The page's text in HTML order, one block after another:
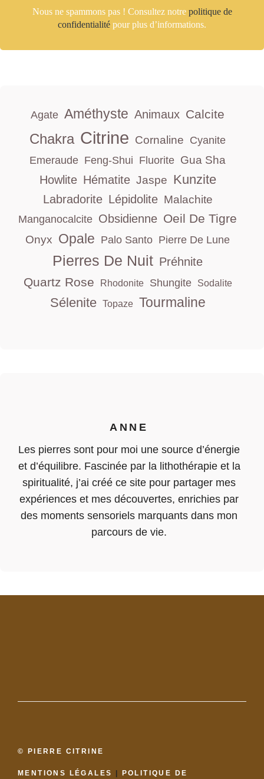
Nous ne spammons pas ! Consultez notre politique de
confidentialité pour plus d’informations.
Agate Améthyste Animaux Calcite
Chakra Citrine Cornaline Cyanite
Emeraude Feng-Shui Fluorite Gua Sha
Howlite Hématite Jaspe Kunzite
Labradorite Lépidolite Malachite
Manganocalcite Obsidienne Oeil De Tigre
Onyx Opale Palo Santo Pierre De Lune
Pierres De Nuit Préhnite
Quartz Rose Rhodonite Shungite Sodalite
Sélenite Topaze Tourmaline
ANNE
Les pierres sont pour moi une source d’énergie
et d’équilibre. Fascinée par la lithothérapie et la
spiritualité, j’ai créé ce site pour partager mes
expériences et mes découvertes, enrichies par
des moments sensoriels marquants dans mon
parcours de vie.
© PIERRE CITRINE
MENTIONS LÉGALES POLITIQUE DE